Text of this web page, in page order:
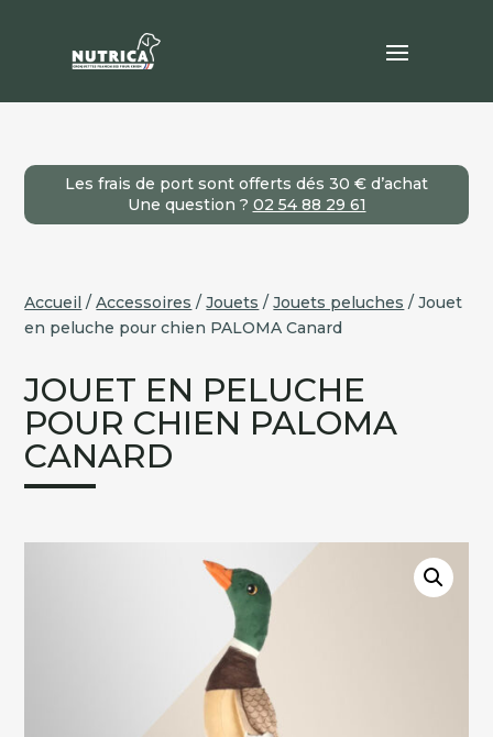
Les frais de port sont offerts dés 30 € d’achat
Une question ? 02 54 88 29 61
Accueil /Accessoires /Jouets /Jouets peluches / Jouet
en peluche pour chien PALOMA Canard
JOUET EN PELUCHE
POUR CHIEN PALOMA
CANARD